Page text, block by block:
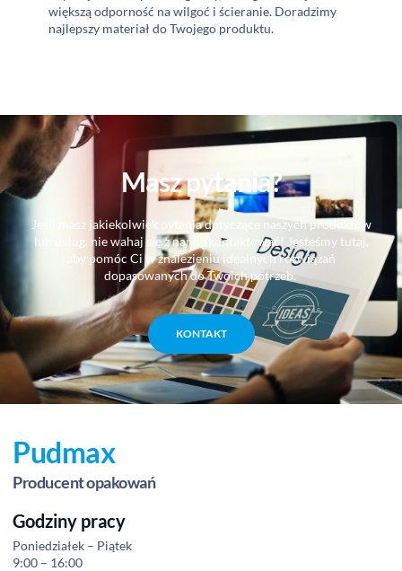
większą odporność na wilgoć i ścieranie. Doradzimy
najlepszy materiał do Twojego produktu.
Masz pytania?
Jeśli masz jakiekolwiek pytania dotyczące naszych produktów
lub usług, nie wahaj się z nami skontaktować! Jesteśmy tutaj,
aby pomóc Ci w znalezieniu idealnych rozwiązań
dopasowanych do Twoich potrzeb.
KONTAKT
Pudmax
Producent opakowań
Godziny pracy
Poniedziałek – Piątek
9:00 – 16:00